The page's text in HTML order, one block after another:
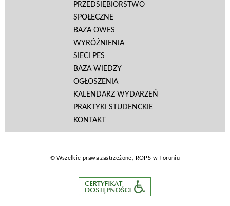
PRZEDSIĘBIORSTWO
SPOŁECZNE
BAZA OWES
WYRÓŻNIENIA
SIECI PES
BAZA WIEDZY
OGŁOSZENIA
KALENDARZ WYDARZEŃ
PRAKTYKI STUDENCKIE
KONTAKT
© Wszelkie prawa zastrzeżone, ROPS w Toruniu